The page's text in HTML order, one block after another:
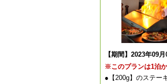
【期間】2023年09
※このプランは1泊
●【200g】のステー